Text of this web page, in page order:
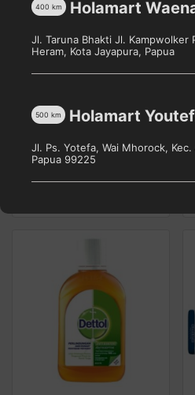
DETTOL Bar Soap Cool 5
Pilih toko untuk melihat
harga
Holamart
400 km
Jl. Taruna Bhakti Jl. Kampwolker
Heram, Kota Jayapura, Papua
Holamart
500 km
Jl. Ps. Yotefa, Wai Mhorock, Kec.
Papua 99225